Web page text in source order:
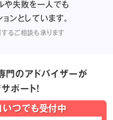
や失敗を一人でも
ンとしています。
るご相談も承ります
門のアドバイザーが
ポート！
つでも受付中